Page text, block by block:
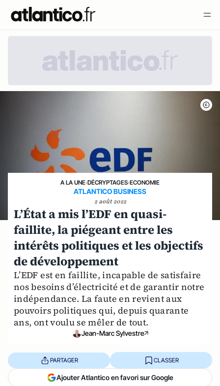
A LA UNE›DÉCRYPTAGES›ECONOMIE
ATLANTICO BUSINESS
2 août 2022
L’État a mis l’EDF en quasi-
faillite, la piégeant entre les
intérêts politiques et les objectifs
de développement
L’EDF est en faillite, incapable de satisfaire
nos besoins d’électricité et de garantir notre
indépendance. La faute en revient aux
pouvoirs politiques qui, depuis quarante
ans, ont voulu se mêler de tout.
Jean-Marc Sylvestre
PARTAGER CLASSER
Ajouter Atlantico en favori sur Google